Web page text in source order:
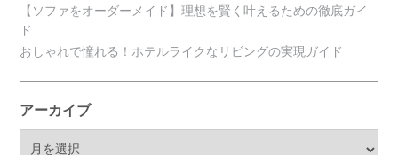
【ソファをオーダーメイド】理想を賢く叶えるための徹底ガイ
ド
おしゃれで憧れる！ホテルライクなリビングの実現ガイド
アーカイブ